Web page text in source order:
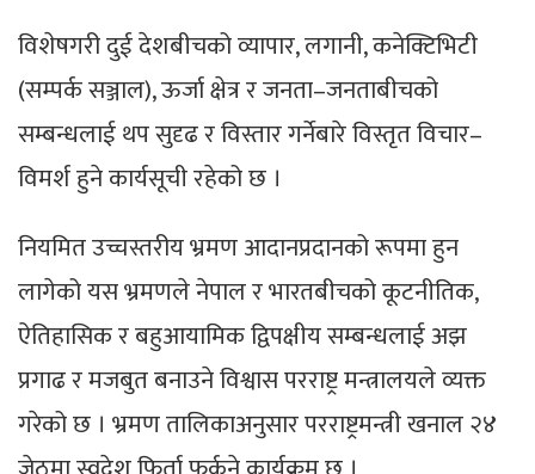
विशेषगरी दुई देशबीचको व्यापार, लगानी, कनेक्टिभिटी
(सम्पर्क सञ्जाल), ऊर्जा क्षेत्र र जनता–जनताबीचको
सम्बन्धलाई थप सुदृढ र विस्तार गर्नेबारे विस्तृत विचार–
विमर्श हुने कार्यसूची रहेको छ ।
नियमित उच्चस्तरीय भ्रमण आदानप्रदानको रूपमा हुन
लागेको यस भ्रमणले नेपाल र भारतबीचको कूटनीतिक,
ऐतिहासिक र बहुआयामिक द्विपक्षीय सम्बन्धलाई अझ
प्रगाढ र मजबुत बनाउने विश्वास परराष्ट्र मन्त्रालयले व्यक्त
गरेको छ । भ्रमण तालिकाअनुसार परराष्ट्रमन्त्री खनाल २४